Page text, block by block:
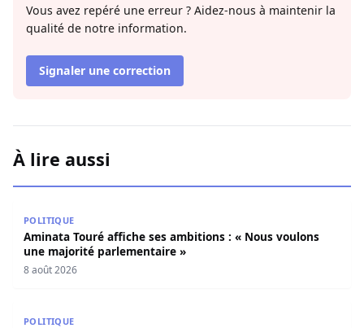
Vous avez repéré une erreur ? Aidez-nous à maintenir la
qualité de notre information.
Signaler une correction
À lire aussi
POLITIQUE
Aminata Touré affiche ses ambitions : « Nous voulons
une majorité parlementaire »
8 août 2026
POLITIQUE